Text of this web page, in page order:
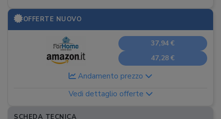
OFFERTE NUOVO
37,94 €
47,28 €
Andamento prezzo
Vedi dettaglio offerte
SCHEDA TECNICA